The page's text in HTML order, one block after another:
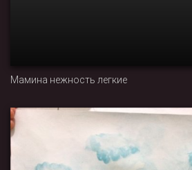
Мамина нежность легкие